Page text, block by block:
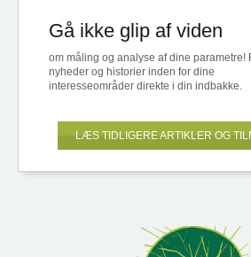
Gå ikke glip af viden
om måling og analyse af dine parametre!
nyheder og historier inden for dine
interesseområder direkte i din indbakke.
LÆS TIDLIGERE ARTIKLER OG